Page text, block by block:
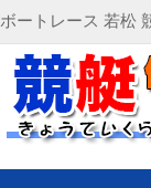
ボートレース 若松